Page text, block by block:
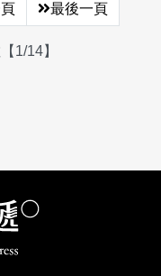
最後一頁
1/14】